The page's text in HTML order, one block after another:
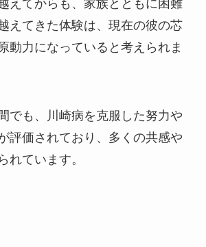
えてからも、家族とともに困難
えてきた体験は、現在の彼の芯
動力になっていると考えられま
でも、川崎病を克服した努力や
評価されており、多くの共感や
れています。